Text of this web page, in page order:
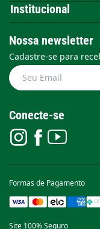
Institucional
Nossa newsletter
Cadastre-se para
Conecte-se
Formas de Pagamento
Site 100% Seguro